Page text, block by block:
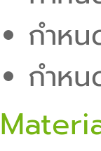
กำห
กำห